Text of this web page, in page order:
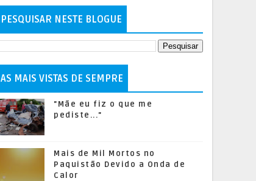
PESQUISAR NESTE BLOGUE
AS MAIS VISTAS DE SEMPRE
"Mãe eu fiz o que me
pediste..."
Mais de Mil Mortos no
Paquistão Devido a Onda de
Calor